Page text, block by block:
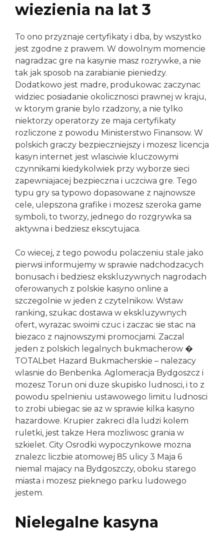
wiezienia na lat 3
To ono przyznaje certyfikaty i dba, by wszystko
jest zgodne z prawem. W dowolnym momencie
nagradzac gre na kasynie masz rozrywke, a nie
tak jak sposob na zarabianie pieniedzy.
Dodatkowo jest madre, produkowac zaczynac
widziec posiadanie okolicznosci prawnej w kraju,
w ktorym granie bylo rzadzony, a nie tylko
niektorzy operatorzy ze maja certyfikaty
rozliczone z powodu Ministerstwo Finansow. W
polskich graczy bezpieczniejszy i mozesz licencja
kasyn internet jest wlasciwie kluczowymi
czynnikami kiedykolwiek przy wyborze sieci
zapewniajacej bezpieczna i uczciwa gre. Tego
typu gry sa typowo dopasowane z najnowsze
cele, ulepszona grafike i mozesz szeroka game
symboli, to tworzy, jednego do rozgrywka sa
aktywna i bedziesz ekscytujaca.
Co wiecej, z tego powodu polaczeniu stale jako
pierwsi informujemy w sprawie nadchodzacych
bonusach i bedziesz ekskluzywnych nagrodach
oferowanych z polskie kasyno online a
szczegolnie w jeden z czytelnikow. Wstaw
ranking, szukac dostawa w ekskluzywnych
ofert, wyrazac swoimi czuc i zaczac sie stac na
biezaco z najnowszymi promocjami. Zaczal
jeden z polskich legalnych bukmacherow �
TOTALbet Hazard Bukmacherskie – nalezacy
wlasnie do Benbenka. Aglomeracja Bydgoszcz i
mozesz Torun oni duze skupisko ludnosci, i to z
powodu spelnieniu ustawowego limitu ludnosci
to zrobi ubiegac sie az w sprawie kilka kasyno
hazardowe. Krupier zakreci dla ludzi kolem
ruletki, jest takze Hera mozliwosc grania w
szkielet. City Osrodki wypoczynkowe mozna
znalezc liczbie atomowej 85 ulicy 3 Maja 6
niemal majacy na Bydgoszczy, oboku starego
miasta i mozesz pieknego parku ludowego
jestem.
Nielegalne kasyna